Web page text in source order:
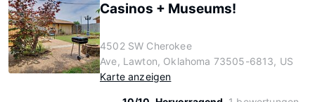
Casinos + Museums!
4502 SW Cherokee
Ave, Lawton, Oklahoma 73505-6813, US
Karte anzeigen